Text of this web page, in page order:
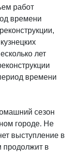
работ
времени
лет
времени
сезон
городе. Не
выступление в
продолжит в